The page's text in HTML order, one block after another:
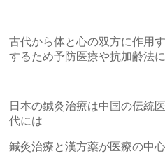
古代から体と心の双方に作用
するため予防医療や抗加齢法
日本の鍼灸治療は中国の伝統
代には
鍼灸治療と漢方薬が医療の中心